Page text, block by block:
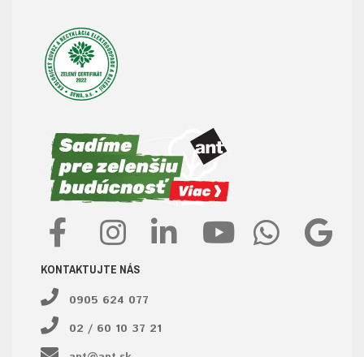
KONTAKTUJTE NÁS
0905 624 077
02 / 60 10 37 21